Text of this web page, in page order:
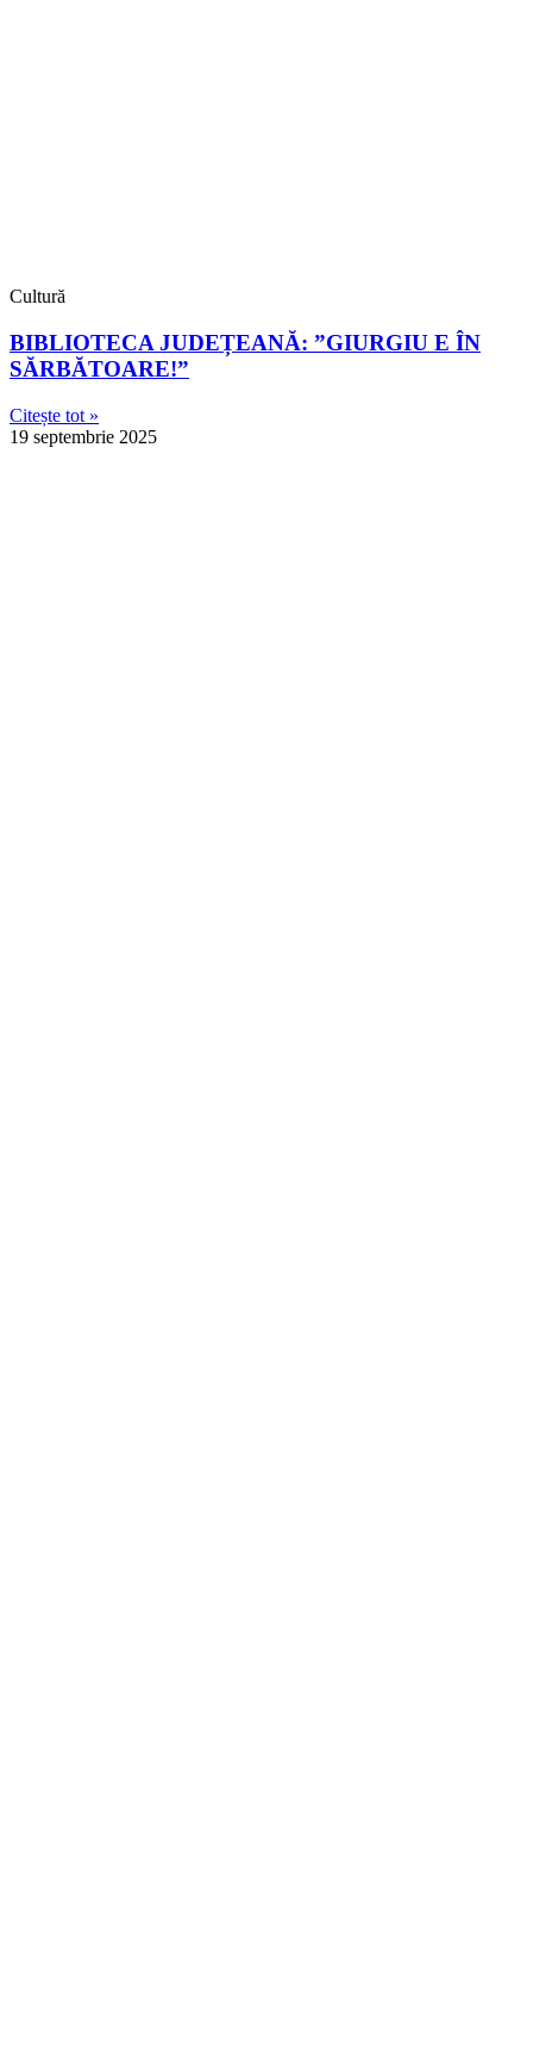
Cultură
BIBLIOTECA JUDEȚEANĂ: ”GIURGIU E ÎN
SĂRBĂTOARE!”
Citește tot »
19 septembrie 2025